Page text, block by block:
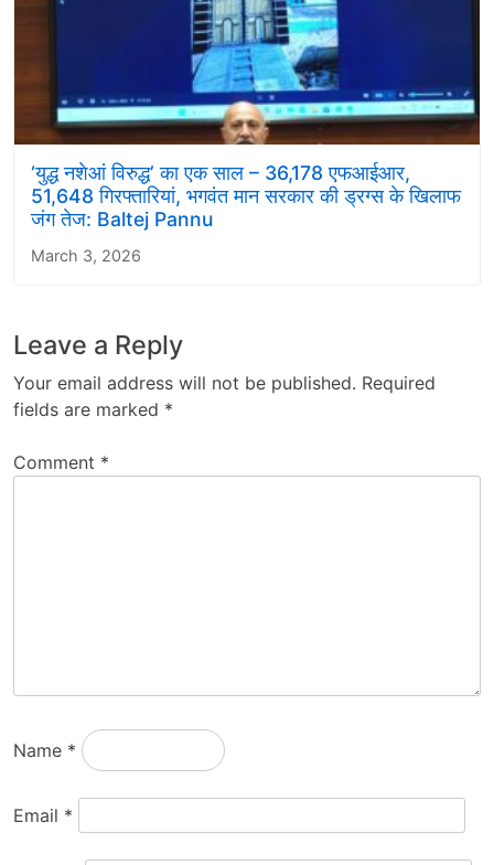
‘युद्ध नशेआं विरुद्ध’ का एक साल – 36,178 एफआईआर,
51,648 गिरफ्तारियां, भगवंत मान सरकार की ड्रग्स के खिलाफ
जंग तेज: Baltej Pannu
March 3, 2026
Leave a Reply
Your email address will not be published. Required
fields are marked *
Comment *
Name *
Email *